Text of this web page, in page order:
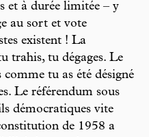
et à durée limitée – y
au sort et vote
existent ! La
trahis, tu dégages. Le
tu as été désigné
Le référendum sous
démocratiques vite
de 1958 a